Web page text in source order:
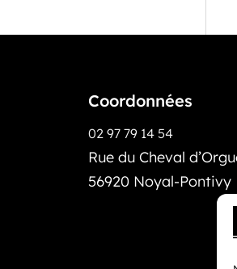
Coordonnées
02 97 79 14 54
Rue du Cheval
56920 Noyal-Pontivy